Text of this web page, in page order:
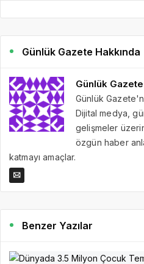
Günlük Gazete Hakkında
Günlük Gazete
Günlük
Dijital medya,
gelişmeler
özgün haber
katmayı amaçlar.
Benzer Yazılar